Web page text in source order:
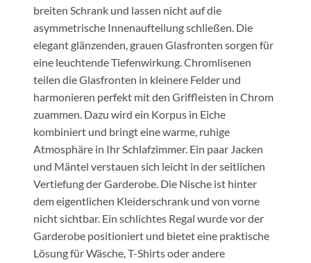
breiten Schrank und lassen nicht auf die
asymmetrische Innenaufteilung schließen. Die
elegant glänzenden, grauen Glasfronten sorgen für
eine leuchtende Tiefenwirkung. Chromlisenen
teilen die Glasfronten in kleinere Felder und
harmonieren perfekt mit den Griffleisten in Chrom
zuammen. Dazu wird ein Korpus in Eiche
kombiniert und bringt eine warme, ruhige
Atmosphäre in Ihr Schlafzimmer. Ein paar Jacken
und Mäntel verstauen sich leicht in der seitlichen
Vertiefung der Garderobe. Die Nische ist hinter
dem eigentlichen Kleiderschrank und von vorne
nicht sichtbar. Ein schlichtes Regal wurde vor der
Garderobe positioniert und bietet eine praktische
Lösung für Wäsche, T-Shirts oder andere